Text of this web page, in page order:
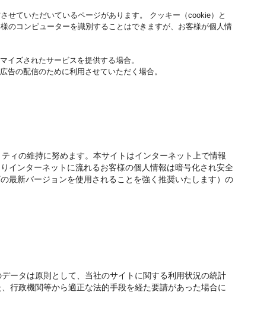
せていただいているページがあります。 クッキー（cookie）と
のコンピューターを識別することはできますが、お客様が個人情
イズされたサービスを提供する場合。
の配信のために利用させていただく場合。
ィの維持に努めます。本サイトはインターネット上で情報
インターネットに流れるお客様の個人情報は暗号化され安全
最新バージョンを使用されることを強く推奨いたします）の
ータは原則として、当社のサイトに関する利用状況の統計
行政機関等から適正な法的手段を経た要請があった場合に